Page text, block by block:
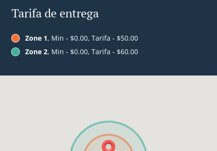
Tarifa de entrega
Zone 1, Min - $0.00, Tarifa - $50.00
Zone 2, Min - $0.00, Tarifa - $60.00